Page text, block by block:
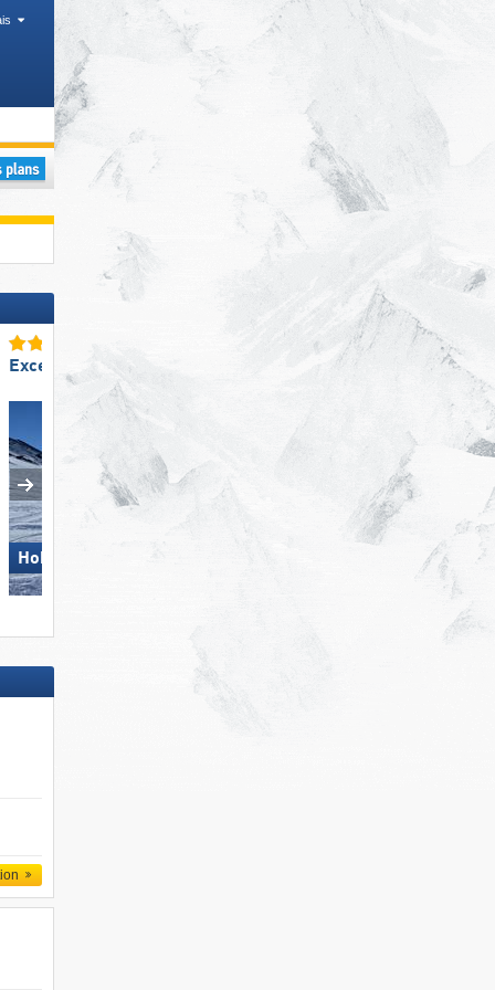
Excellent enneigement
Hohsaas – Saas-Grund
Excellente
Pizol – Bad Ragaz/​